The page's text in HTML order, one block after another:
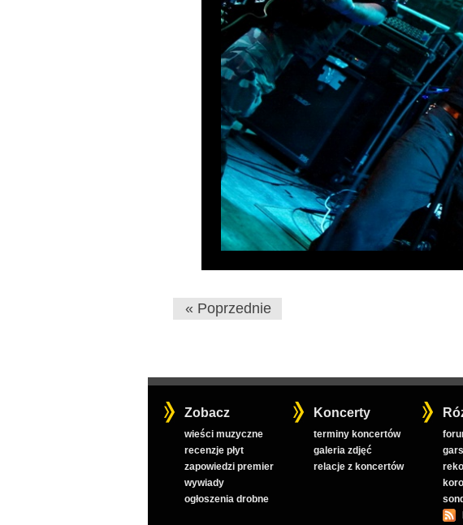
« Poprzednie
Zobacz
wieści muzyczne
recenzje płyt
zapowiedzi premier
wywiady
ogłoszenia drobne
Koncerty
terminy koncertów
galeria zdjęć
relacje z koncertów